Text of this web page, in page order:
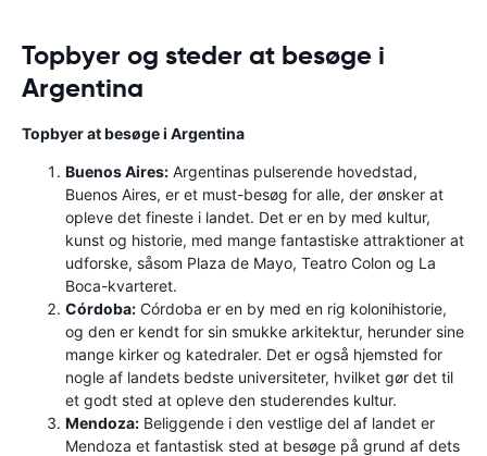
Topbyer og steder at besøge i
Argentina
Topbyer at besøge i Argentina
Buenos Aires: Argentinas pulserende hovedstad,
Buenos Aires, er et must-besøg for alle, der ønsker at
opleve det fineste i landet. Det er en by med kultur,
kunst og historie, med mange fantastiske attraktioner at
udforske, såsom Plaza de Mayo, Teatro Colon og La
Boca-kvarteret.
Córdoba: Córdoba er en by med en rig kolonihistorie,
og den er kendt for sin smukke arkitektur, herunder sine
mange kirker og katedraler. Det er også hjemsted for
nogle af landets bedste universiteter, hvilket gør det til
et godt sted at opleve den studerendes kultur.
Mendoza: Beliggende i den vestlige del af landet er
Mendoza et fantastisk sted at besøge på grund af dets